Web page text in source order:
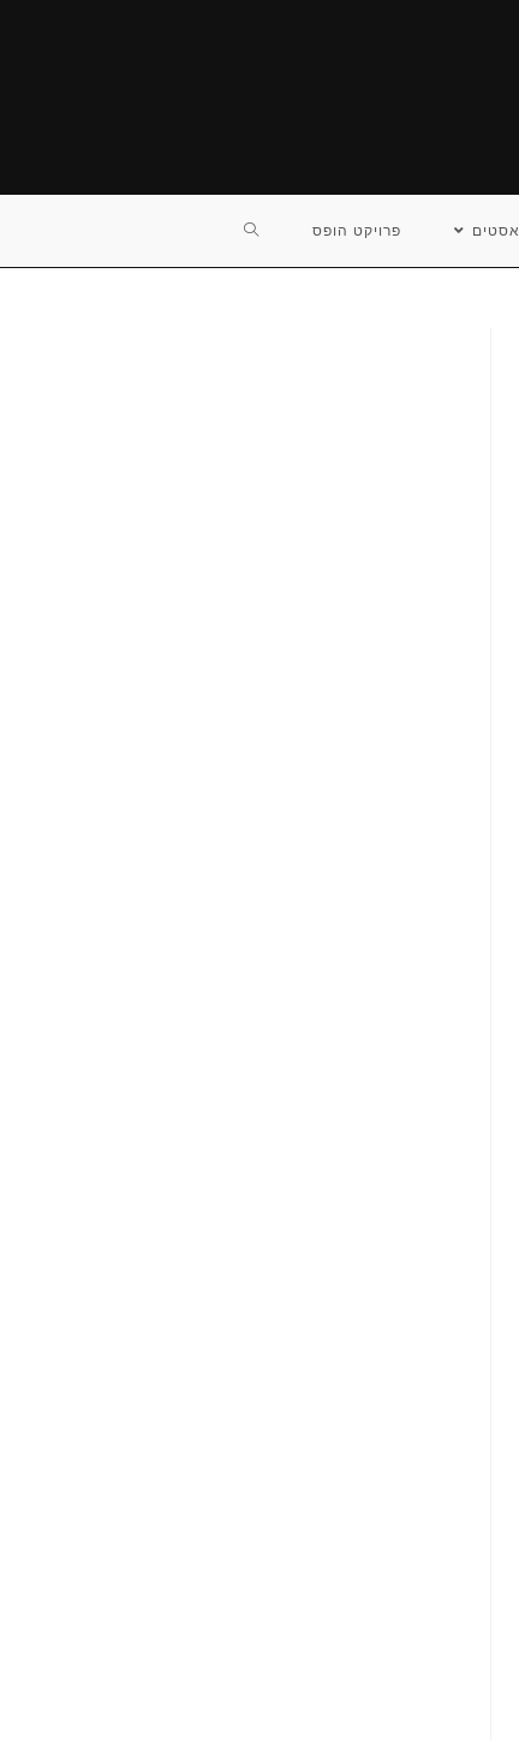
פרויקט הופס TOGGLE